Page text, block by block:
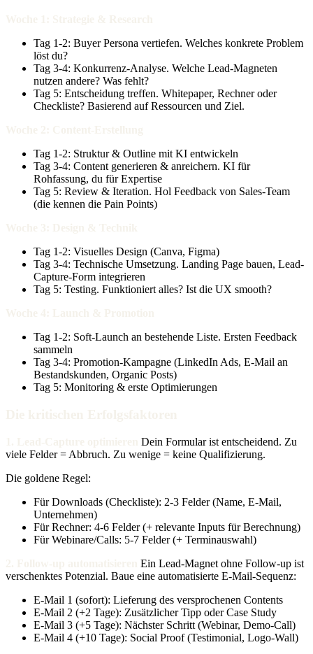
Tag 1-2: Buyer Persona vertiefen. Welches konkrete Problem
löst du?
Tag 3-4: Konkurrenz-Analyse. Welche Lead-Magneten
nutzen andere? Was fehlt?
Tag 5: Entscheidung treffen. Whitepaper, Rechner oder
Checkliste? Basierend auf Ressourcen und Ziel.
Tag 1-2: Struktur & Outline mit KI entwickeln
Tag 3-4: Content generieren & anreichern. KI für
Rohfassung, du für Expertise
Tag 5: Review & Iteration. Hol Feedback von Sales-Team
(die kennen die Pain Points)
Tag 1-2: Visuelles Design (Canva, Figma)
Tag 3-4: Technische Umsetzung. Landing Page bauen, Lead-
Capture-Form integrieren
Tag 5: Testing. Funktioniert alles? Ist die UX smooth?
Tag 1-2: Soft-Launch an bestehende Liste. Ersten Feedback
sammeln
Tag 3-4: Promotion-Kampagne (LinkedIn Ads, E-Mail an
Bestandskunden, Organic Posts)
Tag 5: Monitoring & erste Optimierungen
Dein Formular ist entscheidend. Zu
viele Felder = Abbruch. Zu wenige = keine Qualifizierung.
Die goldene Regel:
Für Downloads (Checkliste): 2-3 Felder (Name, E-Mail,
Unternehmen)
Für Rechner: 4-6 Felder (+ relevante Inputs für Berechnung)
Für Webinare/Calls: 5-7 Felder (+ Terminauswahl)
Ein Lead-Magnet ohne Follow-up ist
verschenktes Potenzial. Baue eine automatisierte E-Mail-Sequenz:
E-Mail 1 (sofort): Lieferung des versprochenen Contents
E-Mail 2 (+2 Tage): Zusätzlicher Tipp oder Case Study
E-Mail 3 (+5 Tage): Nächster Schritt (Webinar, Demo-Call)
E-Mail 4 (+10 Tage): Social Proof (Testimonial, Logo-Wall)